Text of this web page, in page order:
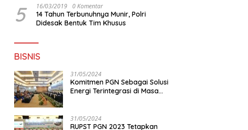
5 16/03/2019 0 Komentar
14 Tahun Terbunuhnya Munir, Polri
Didesak Bentuk Tim Khusus
BISNIS
31/05/2024
Komitmen PGN Sebagai Solusi
Energi Terintegrasi di Masa
31/05/2024
RUPST PGN 2023 Tetapkan